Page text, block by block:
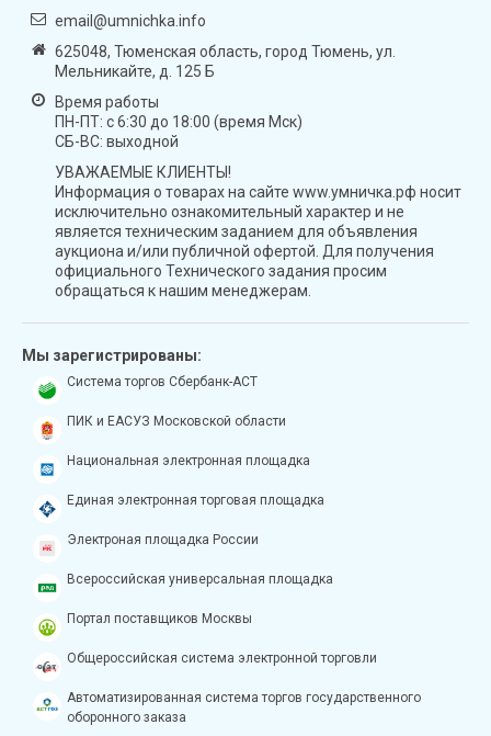
email@umnichka.info
625048, Тюменская область, город Тюмень, ул.
Мельникайте, д. 125 Б
Время работы
ПН-ПТ: с 6:30 до 18:00 (время Мск)
СБ-ВС: выходной
УВАЖАЕМЫЕ КЛИЕНТЫ!
Информация о товарах на сайте www.умничка.рф носит
исключительно ознакомительный характер и не
является техническим заданием для объявления
аукциона и/или публичной офертой. Для получения
официального Технического задания просим
обращаться к нашим менеджерам.
Мы зарегистрированы:
Система торгов Сбербанк-АСТ
ПИК и ЕАСУЗ Московской области
Национальная электронная площадка
Единая электронная торговая площадка
Электроная площадка России
Всероссийская универсальная площадка
Портал поставщиков Москвы
Общероссийская система электронной торговли
Автоматизированная система торгов государственного
оборонного заказа